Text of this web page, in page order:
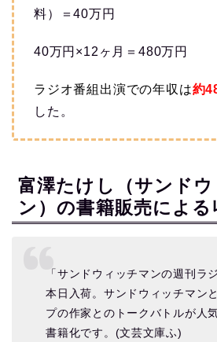
料）＝40万円
40万円×12ヶ月＝480万円
ラジオ番組出演での年収は約
した。
富澤たけし（サンド
ン）の書籍販売による
「サンドウィッチマンの週刊ラ
本日入荷。サンドウィッチマン
プの作家とのトークバトルが人
書籍化です。(文芸文庫ふ)